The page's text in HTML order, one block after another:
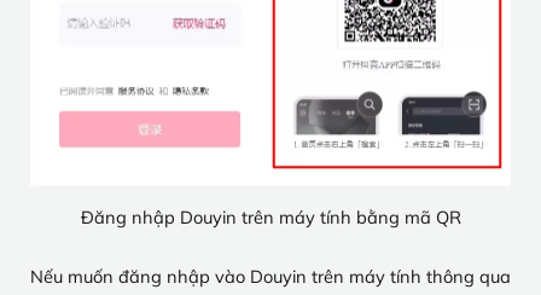
Đăng nhập Douyin trên máy tính bằng mã QR
Nếu muốn đăng nhập vào Douyin trên máy tính thông qua